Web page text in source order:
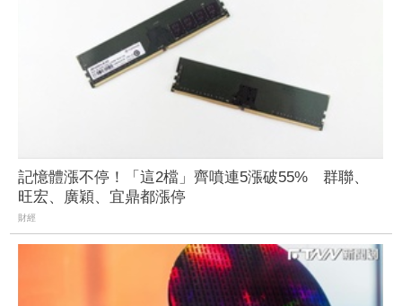
記憶體漲不停！「這2檔」齊噴連5漲破55% 群聯、
旺宏、廣穎、宜鼎都漲停
財經